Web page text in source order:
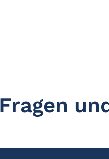
Fragen